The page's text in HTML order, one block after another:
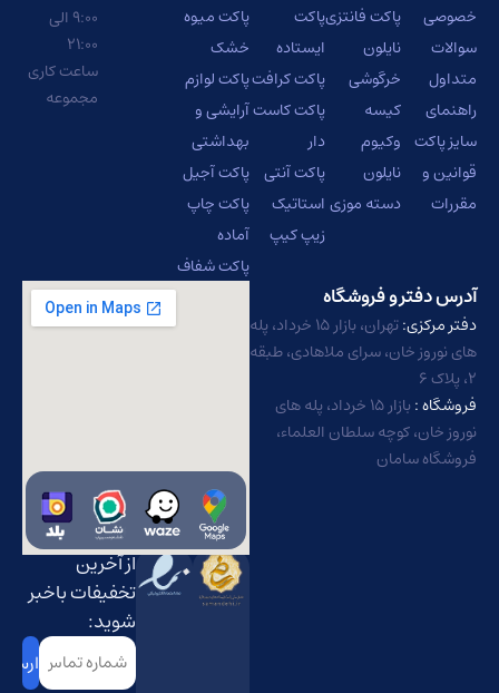
پاکت فانتزی
نایلون
خرگوشی
کیسه
وکیوم
نایلون
دسته موزی
پاکت
ایستاده
پاکت کرافت
پاکت کاست
دار
پاکت آنتی
استاتیک
پاکت میوه
خشک
پاکت لوازم
آرایشی و
بهداشتی
پاکت آجیل
پاکت چاپ
آماده
و فروشگاه
تهران، بازار ۱۵ خرداد، پله
خان، سرای ملاهادی، طبقه
بازار ۱۵ خرداد، پله های
کوچه سلطان العلماء،
سامان
از آخرین
تخفیفات باخبر